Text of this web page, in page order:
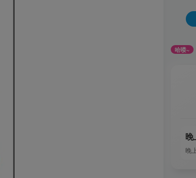
哈喽~
全站积分可通过签到和每日任务获取，可别
晚
晚